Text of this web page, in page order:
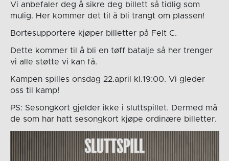
Vi anbefaler deg å sikre deg billett så tidlig som
mulig. Her kommer det til å bli trangt om plassen!
Bortesupportere kjøper billetter på Felt C.
Dette kommer til å bli en tøff batalje så her trenger
vi alle støtte vi kan få.
Kampen spilles onsdag 22.april kl.19:00. Vi gleder
oss til kamp!
PS: Sesongkort gjelder ikke i sluttspillet. Dermed må
de som har hatt sesongkort kjøpe ordinære billetter.